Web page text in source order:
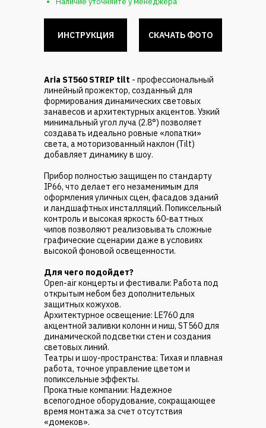
Aria ST560 STRIP tilt - профессиональный
линейный прожектор, созданный для
формирования динамических световых
занавесов и архитектурных акцентов. Узкий
минимальный угол луча (2.8°) позволяет
создавать идеально ровные «лопатки»
света, а моторизованный наклон (Tilt)
добавляет динамику в шоу.
Прибор полностью защищен по стандарту
IP66, что делает его незаменимым для
оформления уличных сцен, фасадов зданий
и ландшафтных инсталляций. Попиксельный
контроль и высокая яркость 60-ваттных
чипов позволяют реализовывать сложные
графические сценарии даже в условиях
высокой фоновой освещенности.
Для чего подойдет?
Open-air концерты и фестивали: Работа под
открытым небом без дополнительных
защитных кожухов.
Архитектурное освещение: LE760 для
акцентной заливки колонн и ниш, ST560 для
динамической подсветки стен и создания
световых линий.
Театры и шоу-пространства: Тихая и плавная
работа, точное управление цветом и
попиксельные эффекты.
Прокатные компании: Надежное
всепогодное оборудование, сокращающее
время монтажа за счет отсутствия
«домеков».
ИНСТРУКЦИЯ СКАЧАТЬ ФОТО